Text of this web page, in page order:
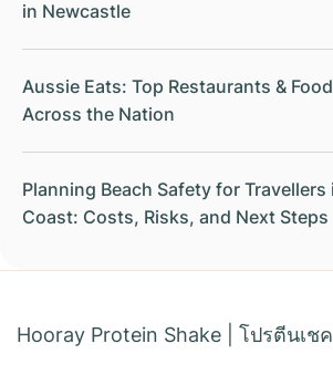
in Newcastle
Aussie Eats: Top Restaurants &
Across the Nation
Planning Beach Safety for
Coast: Costs, Risks, and Next Steps
Hooray Protein Shake โปรตีนเชค